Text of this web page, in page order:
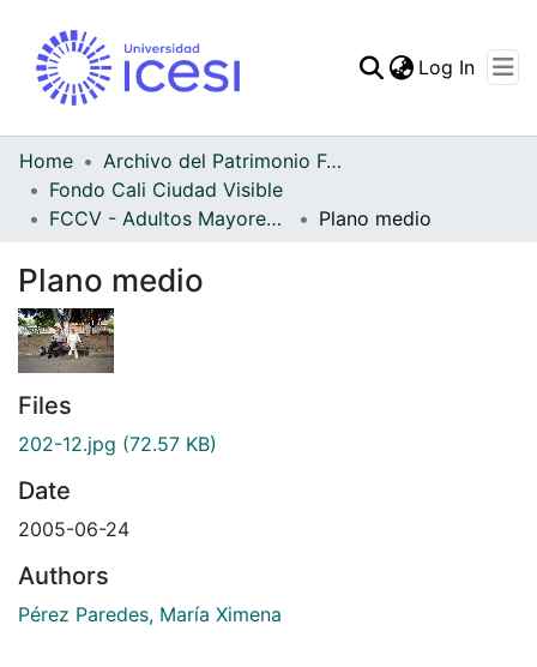
Log In
Home
Archivo del Patrimonio Fotográfico y Fílmico del Valle del Cauca
Fondo Cali Ciudad Visible
FCCV - Adultos Mayores - Patrimonial
Plano medio
Plano medio
Files
202-12.jpg (72.57 KB)
Date
2005-06-24
Authors
Pérez Paredes, María Ximena